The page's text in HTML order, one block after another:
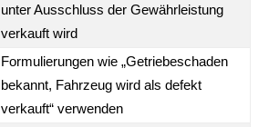
unter Ausschluss der Gewährleistung
verkauft wird
Formulierungen wie „Getriebeschaden
bekannt, Fahrzeug wird als defekt
verkauft“ verwenden